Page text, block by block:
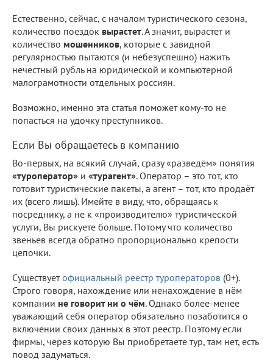
Естественно, сейчас, с началом туристического сезона,
количество поездок вырастет. А значит, вырастет и
количество мошенников, которые с завидной
регулярностью пытаются (и небезуспешно) нажить
нечестный рубль на юридической и компьютерной
малограмотности отдельных россиян.
Возможно, именно эта статья поможет кому-то не
попасться на удочку преступников.
Если Вы обращаетесь в компанию
Во-первых, на всякий случай, сразу «разведём» понятия
«туроператор» и «турагент». Оператор – это тот, кто
готовит туристические пакеты, а агент – тот, кто продаёт
их (всего лишь). Имейте в виду, что, обращаясь к
посреднику, а не к «производителю» туристической
услуги, Вы рискуете больше. Потому что количество
звеньев всегда обратно пропорционально крепости
цепочки.
Существуетофициальный реестр туроператоров (0+).
Строго говоря, нахождение или ненахождение в нём
компании не говорит ни о чём. Однако более-менее
уважающий себя оператор обязательно позаботится о
включении своих данных в этот реестр. Поэтому если
фирмы, через которую Вы приобретаете тур, там нет, есть
повод задуматься.